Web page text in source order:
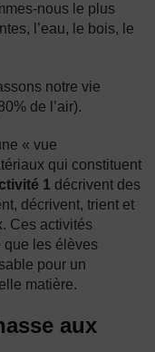
nous le plus
l’eau, le bois, le
notre vie
de l’air).
« vue
qui constituent
1 décrivent des
décrivent, trient et
Ces activités
que les élèves
pour un
matière.
aux